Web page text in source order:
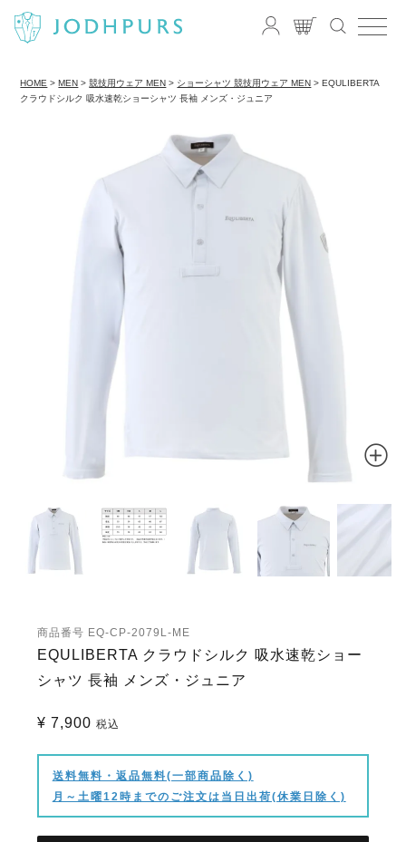
HOME MEN 競技用ウェア MEN ショーシャツ 競技用ウェア MEN
EQULIBERTA
クラウドシルク 吸水速乾ショーシャツ 長袖 メンズ・ジュニア
商品番号 EQ-CP-2079L-ME
EQULIBERTA クラウドシルク 吸水速乾ショー
シャツ 長袖 メンズ・ジュニア
¥ 7,900 税込
送料無料・返品無料(一部商品除く)
月～土曜12時までのご注文は当日出荷(休業日除く)